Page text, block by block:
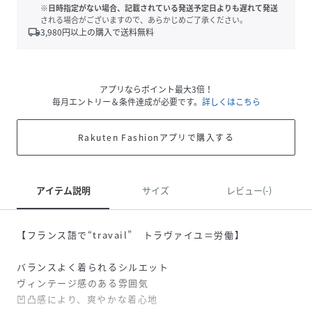
※日時指定がない場合、記載されている発送予定日よりも遅れて発送
される場合がございますので、あらかじめご了承ください。
local_shipping3,980円以上の購入で送料無料
アプリならポイント最大3倍！
毎月エントリー＆条件達成が必要です。 詳しくはこちら
Rakuten Fashionアプリで購入する
アイテム説明 サイズ レビュー(-)
【フランス語で“travail” トラヴァイユ＝労働】
バランスよく着られるシルエット
ヴィンテージ感のある雰囲気
凹凸感により、爽やかな着心地